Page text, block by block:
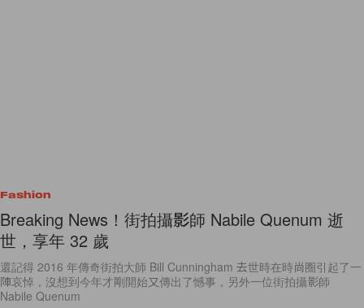
Fashion
Breaking News！街拍攝影師 Nabile Quenum 逝
世，享年 32 歲
還記得 2016 年傳奇街拍大師 Bill Cunningham 去世時在時尚圈引起了一
陣哀悼，沒想到今年才剛開始又傳出了憾事，另外一位街拍攝影師
Nabile Quenum